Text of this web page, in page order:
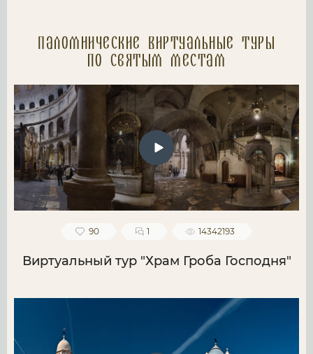
Паломнические Виртуальные туры
по святым местам
90 1 14342193
Виртуальный тур "Храм Гроба Господня"